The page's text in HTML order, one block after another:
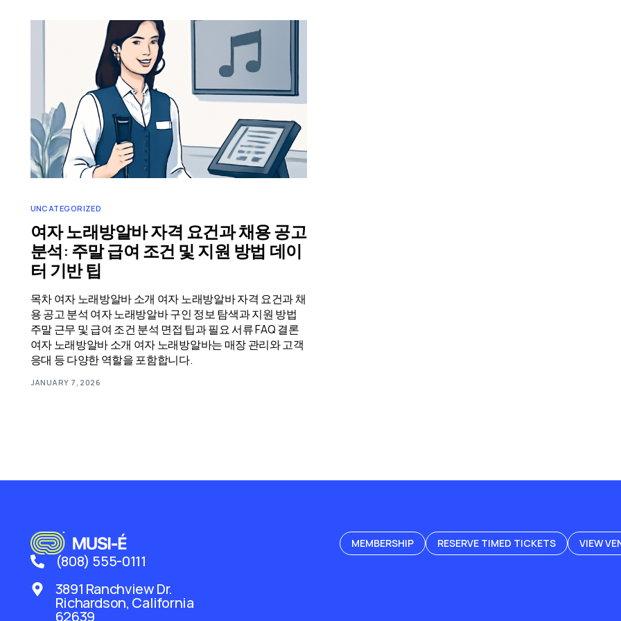
UNCATEGORIZED
여자 노래방알바 자격 요건과 채용 공고
분석: 주말 급여 조건 및 지원 방법 데이
터 기반 팁
목차 여자 노래방알바 소개 여자 노래방알바 자격 요건과 채
용 공고 분석 여자 노래방알바 구인 정보 탐색과 지원 방법
주말 근무 및 급여 조건 분석 면접 팁과 필요 서류 FAQ 결론
여자 노래방알바 소개 여자 노래방알바는 매장 관리와 고객
응대 등 다양한 역할을 포함합니다.
JANUARY 7, 2026
(808) 555-0111
3891 Ranchview Dr.
Richardson, California
62639
MEMBERSHIP RESERVE TIMED TICKETS VIEW